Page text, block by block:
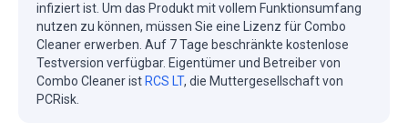
infiziert ist. Um das Produkt mit vollem Funktionsumfang
nutzen zu können, müssen Sie eine Lizenz für Combo
Cleaner erwerben. Auf 7 Tage beschränkte kostenlose
Testversion verfügbar. Eigentümer und Betreiber von
Combo Cleaner ist RCS LT, die Muttergesellschaft von
PCRisk.